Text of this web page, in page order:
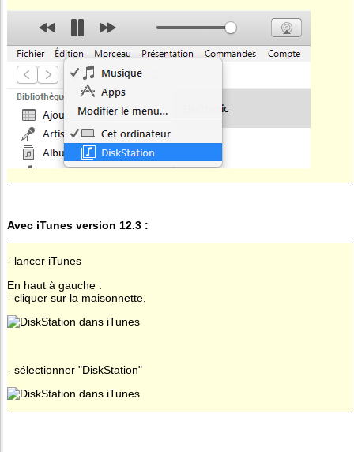
Avec iTunes version 12.3 :
- lancer iTunes
En haut à gauche :
- cliquer sur la maisonnette,
- sélectionner "DiskStation"